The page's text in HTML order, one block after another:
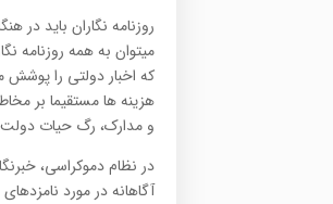
روزنامه نگاران باید
میتوان به همه روزنامه
که اخبار دولتی را پوشش
هزینه ها مستقیما بر
و مدارک، رگ حیات دولت
در نظام دموکراسی،
آگاهانه در مورد